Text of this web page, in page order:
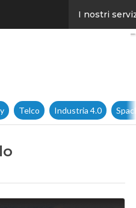
I nostri
Telco Industria 4.0